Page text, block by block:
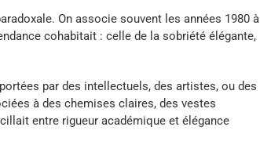
On associe souvent les années 1980 à
cohabitait : celle de la sobriété élégante,
par des intellectuels, des artistes, ou des
à des chemises claires, des vestes
entre rigueur académique et élégance